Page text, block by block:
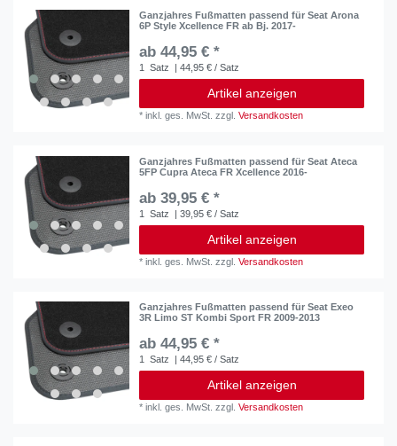
Ganzjahres Fußmatten passend für Seat Arona
6P Style Xcellence FR ab Bj. 2017-
ab 44,95 € *
1 Satz | 44,95 € / Satz
Artikel anzeigen
*inkl. ges. MwSt. zzgl.Versandkosten
Ganzjahres Fußmatten passend für Seat Ateca
5FP Cupra Ateca FR Xcellence 2016-
ab 39,95 € *
1 Satz | 39,95 € / Satz
Artikel anzeigen
*inkl. ges. MwSt. zzgl.Versandkosten
Ganzjahres Fußmatten passend für Seat Exeo
3R Limo ST Kombi Sport FR 2009-2013
ab 44,95 € *
1 Satz | 44,95 € / Satz
Artikel anzeigen
*inkl. ges. MwSt. zzgl.Versandkosten